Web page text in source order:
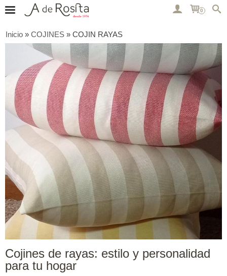
0
Inicio » COJINES » COJIN RAYAS
Cojines de rayas: estilo y personalidad
para tu hogar